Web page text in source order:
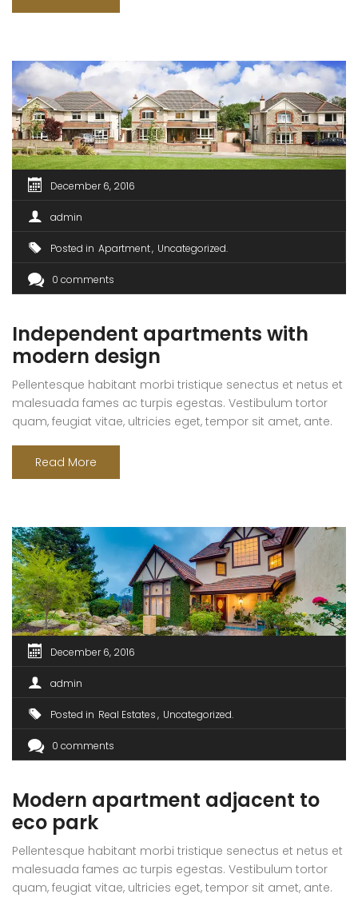
sit amet est et sapien ullamcorper pharetra. Vestibulum
December 6, 2016
admin
Posted in Apartment Uncategorized
0 comments
Independent apartments with
modern design
Pellentesque habitant morbi tristique senectus et netus et
malesuada fames ac turpis egestas. Vestibulum tortor
quam, feugiat vitae, ultricies eget, tempor sit amet, ante.
ultricies mi vitae est. Mauris placerat eleifend leo. Quisque
sit amet est et sapien ullamcorper pharetra. Vestibulum
Read More
December 6, 2016
admin
Posted in Real Estates Uncategorized
0 comments
Modern apartment adjacent to
eco park
Pellentesque habitant morbi tristique senectus et netus et
malesuada fames ac turpis egestas. Vestibulum tortor
quam, feugiat vitae, ultricies eget, tempor sit amet, ante.